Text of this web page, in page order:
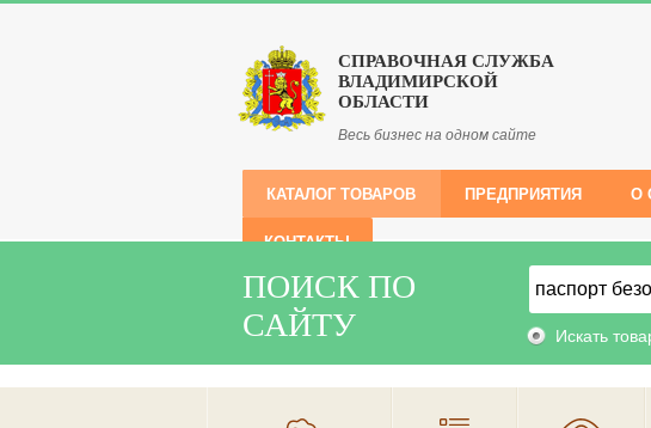
СПРАВОЧНАЯ СЛУЖБА
ВЛАДИМИРСКОЙ
ОБЛАСТИ
Весь бизнес на одном сайте
КАТАЛОГ ТОВАРОВ ПРЕДПРИЯТИЯ О
КОНТАКТЫ
ПОИСК ПО
САЙТУ
Искать